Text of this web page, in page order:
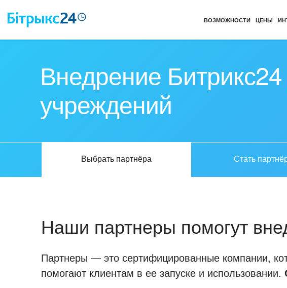
ВОЗМОЖНОСТИ ЦЕНЫ
Внедрение
учреждений
Выбрать партнёра Стать
Наши партнеры помогут
Партнеры — это сертифицированные компании,
помогают клиентам в ее запуске и использовании.